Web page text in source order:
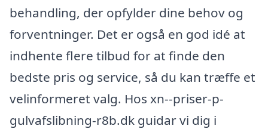
behandling, der opfylder dine behov og
forventninger. Det er også en god idé at
indhente flere tilbud for at finde den
bedste pris og service, så du kan træffe et
velinformeret valg. Hos xn--priser-p-
gulvafslibning-r8b.dk guidar vi dig i